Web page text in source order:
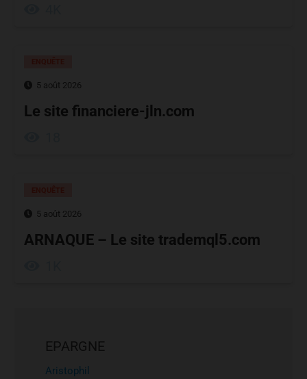
5 août 2026
Le site financiere-jln.com
5 août 2026
ARNAQUE – Le site trademql5.com
EPARGNE
Aristophil